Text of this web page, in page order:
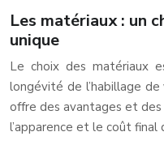
Les matériaux : un
unique
Le choix des matériaux
longévité de l’habillage
offre des avantages et
l’apparence et le coût final